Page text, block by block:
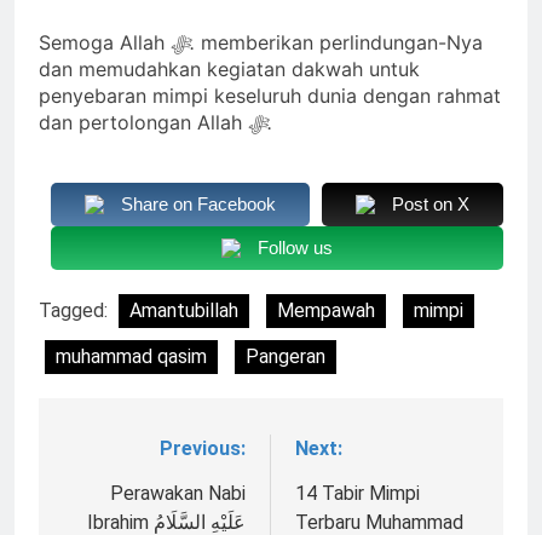
Semoga Allah ﷻ. memberikan perlindungan-Nya
dan memudahkan kegiatan dakwah untuk
penyebaran mimpi keseluruh dunia dengan rahmat
dan pertolongan Allah
ﷻ.
Share on Facebook Post on X
Follow us
Tagged: Amantubillah Mempawah
mimpi
muhammad qasim
Pangeran
NavigasiPrevious:
Perawakan Nabi
Ibrahim عَلَيْهِ السَّلَامُ
Next:
14 Tabir Mimpi
Terbaru Muhammad